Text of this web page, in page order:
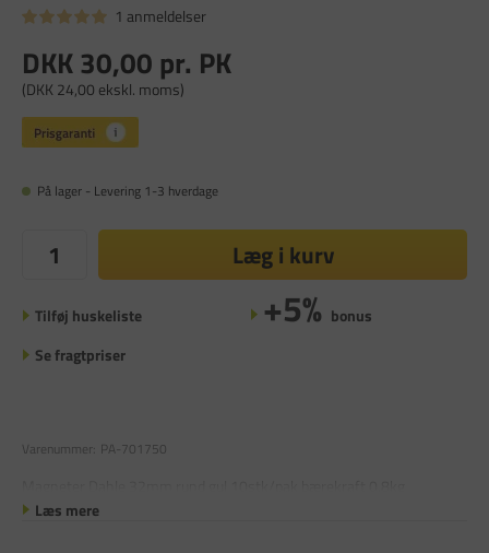
1 anmeldelser
DKK 30,00 pr. PK
(DKK 24,00 ekskl. moms)
På lager - Levering 1-3 hverdage
Læg i kurv
Tilføj huskeliste +5% bonus
Se fragtpriser
Varenummer: PA-701750
Læs mere